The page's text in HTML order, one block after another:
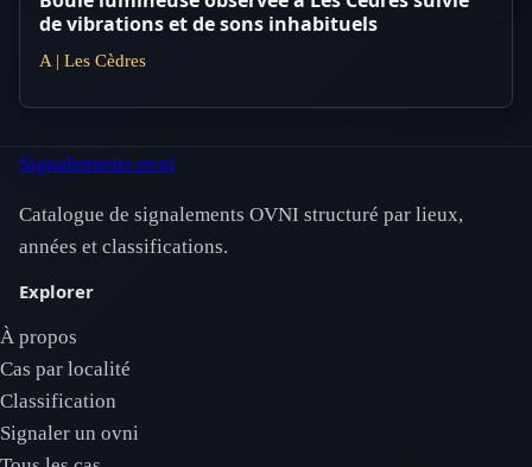
de vibrations et de sons inhabituels
A | Les Cèdres
Signalements ovni
Catalogue de signalements OVNI structuré par lieux,
années et classifications.
Explorer
À propos
Cas par localité
Classification
Signaler un ovni